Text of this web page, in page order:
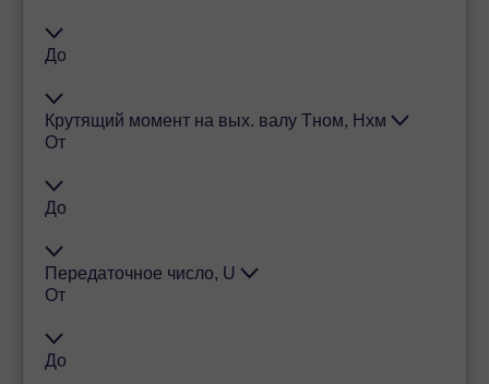
До
Крутящий момент на вых. валу Тном, Нхм
От
До
Передаточное число, U
От
До